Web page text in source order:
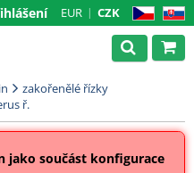
CZ SK
EUR CZK
zakořenělé řízky
ř.
jako součást konfigurace